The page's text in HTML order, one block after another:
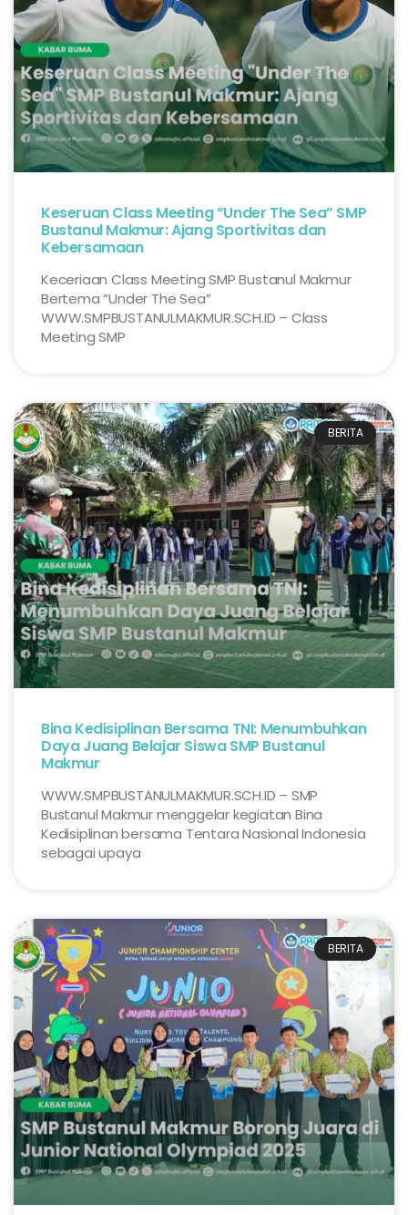
Keseruan Class Meeting “Under The Sea” SMP
Bustanul Makmur: Ajang Sportivitas dan
Kebersamaan
Keceriaan Class Meeting SMP Bustanul Makmur
Bertema “Under The Sea”
WWW.SMPBUSTANULMAKMUR.SCH.ID – Class
Meeting SMP
BERITA
Bina Kedisiplinan Bersama TNI: Menumbuhkan
Daya Juang Belajar Siswa SMP Bustanul
Makmur
WWW.SMPBUSTANULMAKMUR.SCH.ID – SMP
Bustanul Makmur menggelar kegiatan Bina
Kedisiplinan bersama Tentara Nasional Indonesia
sebagai upaya
BERITA